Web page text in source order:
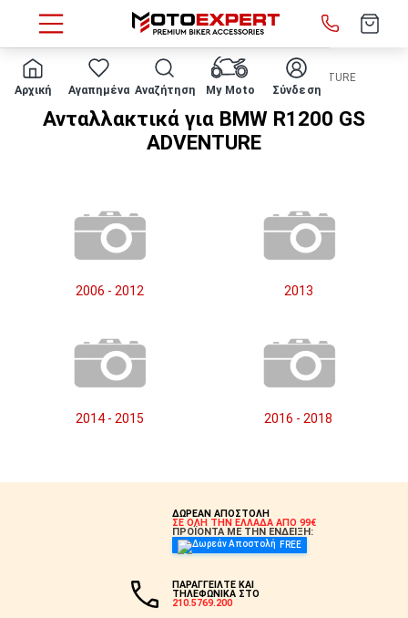
Αρχική Αγαπημένα Αναζήτηση My Moto Σύνδεση
Μάρκα/μοντέλο BMW R1200 GS ADVENTURE
Ανταλλακτικά για BMW R1200 GS
ADVENTURE
2006 - 2012 2013
2014 - 2015 2016 - 2018
ΔΩΡΕΑΝ ΑΠΟΣΤΟΛΗ
ΣΕ ΟΛΗ ΤΗΝ ΕΛΛΑΔΑ ΑΠΟ 99€
ΠΡΟΪΟΝΤΑ ΜΕ ΤΗΝ ΕΝΔΕΙΞΗ:
FREE
ΠΑΡΑΓΓΕΙΛΤΕ ΚΑΙ
ΤΗΛΕΦΩΝΙΚΑ ΣΤΟ
210.5769.200